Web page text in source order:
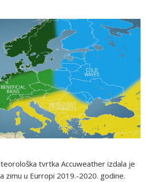
tvrtka Accuweather izdala je
zimu u Eurropi 2019.-2020. godine.